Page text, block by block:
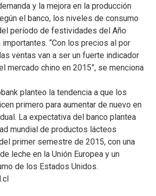
y la mejora en la producción
el banco, los niveles de consumo
período de festividades del Año
importantes. “Con los precios al por
ventas van a ser un fuerte indicador
mercado chino en 2015”, se menciona
planteo la tendencia a que los
primero para aumentar de nuevo en
La expectativa del banco plantea
mundial de productos lácteos
primer semestre de 2015, con una
leche en la Unión Europea y un
de los Estados Unidos.